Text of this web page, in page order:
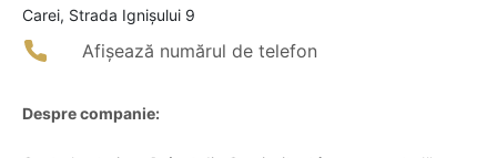
Carei, Strada Ignişului 9
Afișează numărul de telefon
Despre companie: